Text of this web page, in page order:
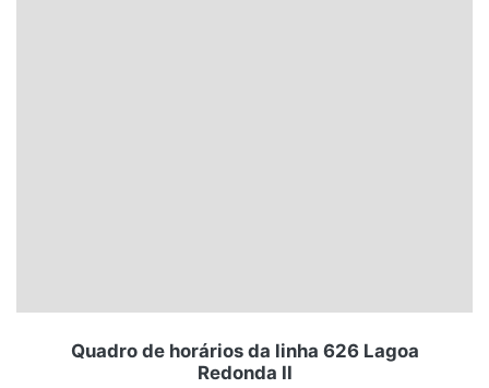
Quadro de horários da linha 626 Lagoa
Redonda II